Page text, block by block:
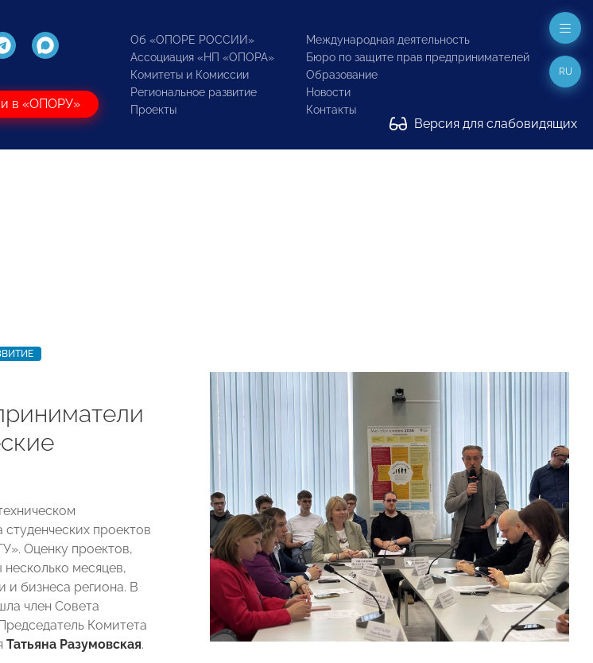
в «ОПОРУ»
Об «ОПОРЕ РОССИИ»
Ассоциация «НП «ОПОРА»
Комитеты и Комиссии
Региональное развитие
Проекты
Международная деятельность
Бюро по защите прав предпринимателей
Образование
Новости
Контакты
Версия для слабовидящих
RU
проектов
Оценку проектов,
месяцев,
и бизнеса региона. В
член Совета
Комитета
Татьяна Разумовская.